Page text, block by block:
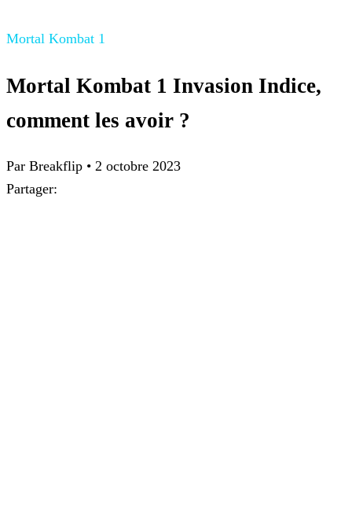
Mortal Kombat 1
Mortal Kombat 1 Invasion Indice,
comment les avoir ?
Par Breakflip • 2 octobre 2023
Partager: